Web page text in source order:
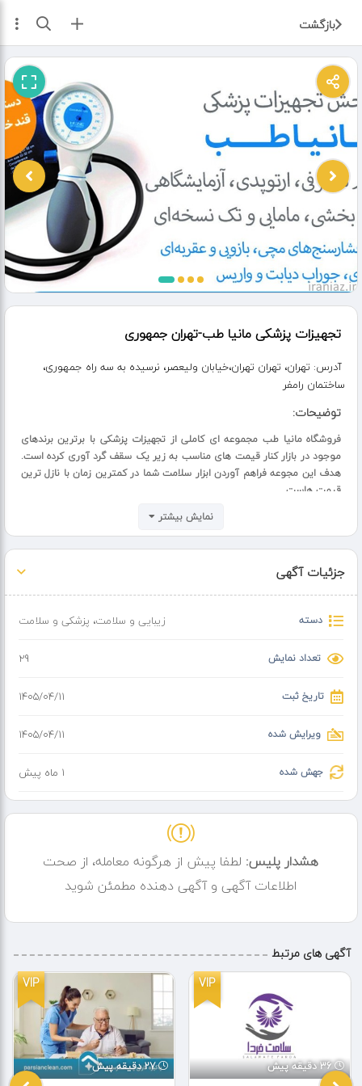
بازگشت ثبت آگهی
تجهیزات پزشکی مانیا طب-تهران جمهوری
آدرس: تهران، تهران تهران،خیابان ولیعصر، نرسیده به سه راه جمهوری،
ساختمان رامفر
توضیحات:
فروشگاه مانیا طب مجموعه ای کاملی از تجهیزات پزشکی با برترین برندهای
موجود در بازار کنار قیمت های مناسب به زیر یک سقف گرد آوری کرده است.
هدف این مجوعه فراهم آوردن ابزار سلامت شما در کمترین زمان با نازل ترین
قیمت هاست.
نمایش بیشتر
جزئیات آگهی
دسته زیبایی و سلامت، پزشکی و سلامت
تعداد نمایش 29
تاریخ ثبت ۱۴۰۵/۰۴/۱۱
ویرایش شده ۱۴۰۵/۰۴/۱۱
جهش شده 1 ماه پیش
هشدار پلیس: لطفا پیش از هرگونه معامله، از صحت
اطلاعات آگهی و آگهی دهنده مطمئن شوید
آگهی های مرتبط
VIP
27 دقیقه پیش
VIP
36 دقیقه پیش